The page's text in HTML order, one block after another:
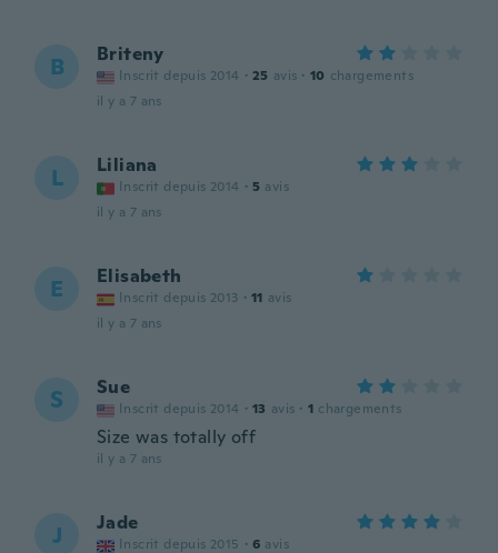
B Briteny
Inscrit depuis 2014 · 25 avis · 10 chargements
il y a 7 ans
L Liliana
Inscrit depuis 2014 · 5 avis
il y a 7 ans
E Elisabeth
Inscrit depuis 2013 · 11 avis
il y a 7 ans
S Sue
Inscrit depuis 2014 · 13 avis · 1 chargements
Size was totally off
il y a 7 ans
J Jade
Inscrit depuis 2015 · 6 avis